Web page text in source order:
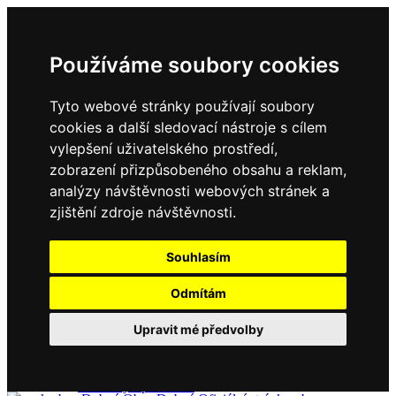
Používáme soubory cookies
Tyto webové stránky používají soubory
cookies a další sledovací nástroje s cílem
vylepšení uživatelského prostředí,
zobrazení přizpůsobeného obsahu a reklam,
analýzy návštěvnosti webových stránek a
zjištění zdroje návštěvnosti.
Souhlasím
Odmítám
Upravit mé předvolby
Domů
Kontakty
Úřední deska
Vyhlášky
Složení zastupitelstva